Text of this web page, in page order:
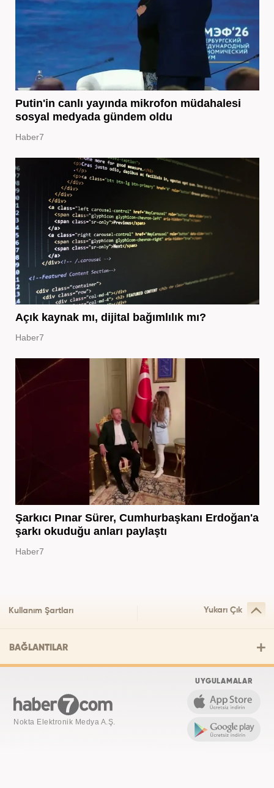
Putin'in canlı yayında mikrofon müdahalesi
sosyal medyada gündem oldu
Haber7
Açık kaynak mı, dijital bağımlılık mı?
Haber7
Şarkıcı Pınar Sürer, Cumhurbaşkanı Erdoğan'a
şarkı okuduğu anları paylaştı
Haber7
Kullanım Şartları Yukarı Çık
BAĞLANTILAR
Nokta Elektronik Medya A.Ş.
UYGULAMALAR